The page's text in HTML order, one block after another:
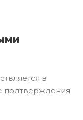
в
подтверждения